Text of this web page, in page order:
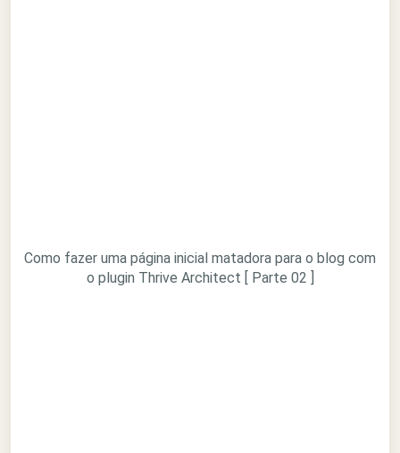
Como fazer uma página inicial matadora para o blog com
o plugin Thrive Architect [ Parte 02 ]